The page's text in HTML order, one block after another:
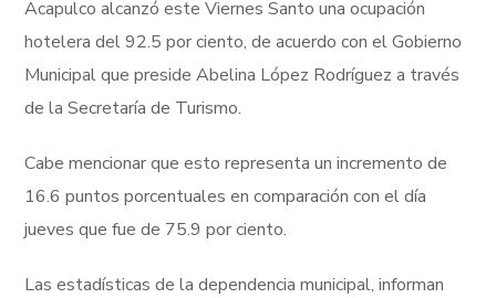
Acapulco alcanzó este Viernes Santo una ocupación
hotelera del 92.5 por ciento, de acuerdo con el Gobierno
Municipal que preside Abelina López Rodríguez a través
de la Secretaría de Turismo.
Cabe mencionar que esto representa un incremento de
16.6 puntos porcentuales en comparación con el día
jueves que fue de 75.9 por ciento.
Las estadísticas de la dependencia municipal, informan